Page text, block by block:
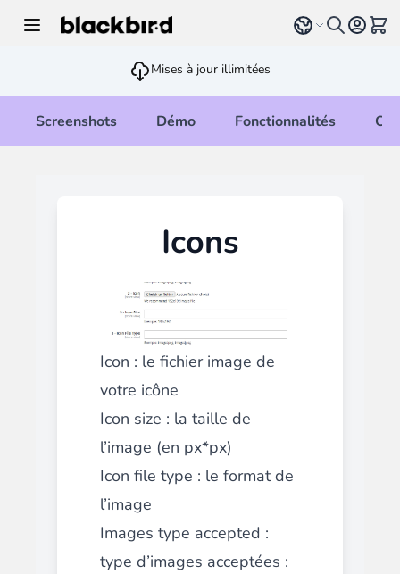
Select language
Voir
Mises à jour illimitées
Screenshots Démo Fonctionnalités
Icons
Icon : le fichier image de
votre icône
Icon size : la taille de
l’image (en px*px)
Icon file type : le format de
l’image
Images type accepted :
type d’images acceptées :